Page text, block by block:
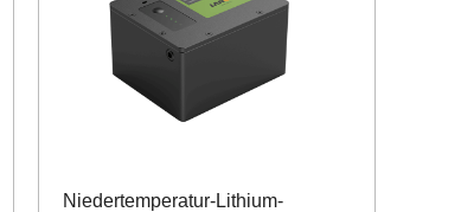
Niedertemperatur-Lithium-